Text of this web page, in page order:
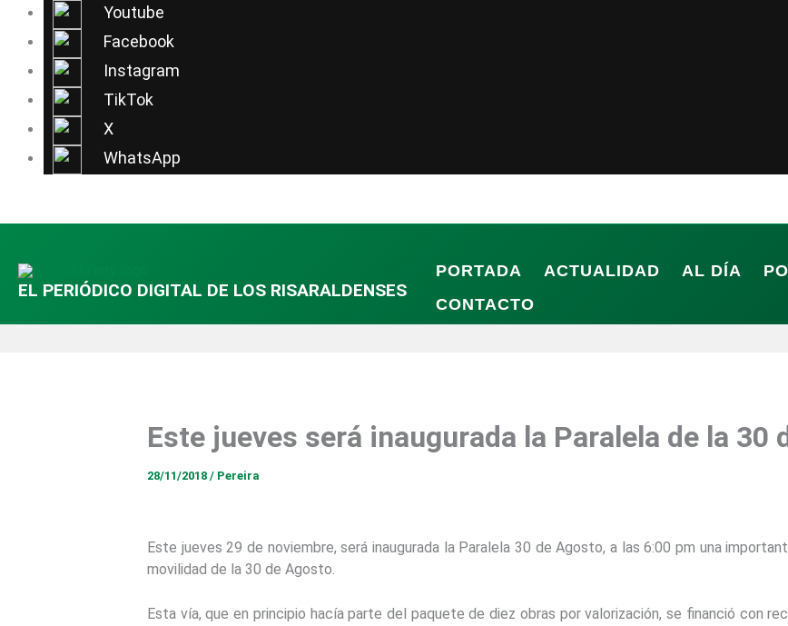
Youtube
Facebook
Instagram
TikTok
X
WhatsApp
contenido
EL PERIÓDICO DIGITAL DE LOS RISARALDENSES
PORTADA ACTUALIDAD AL DÍA
CONTACTO
Este jueves será inaugurada la Paralela de la 30
28/11/2018 / Pereira
Este jueves 29 de noviembre, será inaugurada la Paralela 30 de Agosto, a las 6:00 pm una
movilidad de la 30 de Agosto.
Esta vía, que en principio hacía parte del paquete de diez obras por valorización, se financió con